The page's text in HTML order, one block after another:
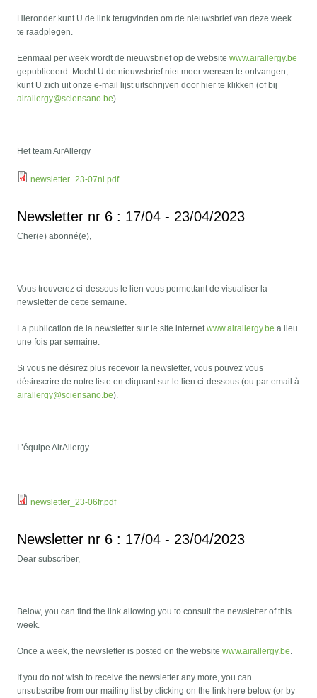
Hieronder kunt U de link terugvinden om de nieuwsbrief van deze week
te raadplegen.
Eenmaal per week wordt de nieuwsbrief op de websitewww.airallergy.be
gepubliceerd. Mocht U de nieuwsbrief niet meer wensen te ontvangen,
kunt U zich uit onze e-mail lijst uitschrijven door hier te klikken (of bij
airallergy@sciensano.be).
Het team AirAllergy
newsletter_23-07nl.pdf
Newsletter nr 6 : 17/04 - 23/04/2023
Cher(e) abonné(e),
Vous trouverez ci-dessous le lien vous permettant de visualiser la
newsletter de cette semaine.
La publication de la newsletter sur le site internetwww.airallergy.be a lieu
une fois par semaine.
Si vous ne désirez plus recevoir la newsletter, vous pouvez vous
désinscrire de notre liste en cliquant sur le lien ci-dessous (ou par email à
airallergy@sciensano.be).
L’équipe AirAllergy
newsletter_23-06fr.pdf
Newsletter nr 6 : 17/04 - 23/04/2023
Dear subscriber,
Below, you can find the link allowing you to consult the newsletter of this
week.
Once a week, the newsletter is posted on the websitewww.airallergy.be.
If you do not wish to receive the newsletter any more, you can
unsubscribe from our mailing list by clicking on the link here below (or by